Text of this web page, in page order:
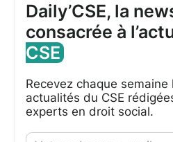
Daily’CSE, la
consacrée à
CSE
Recevez chaque
actualités du CSE
experts en droit social.